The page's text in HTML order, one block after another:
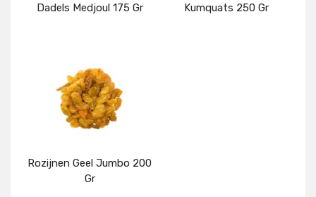
Dadels Medjoul 175 Gr
Details
Kumquats 250 Gr
Rozijnen Geel Jumbo 200
Gr